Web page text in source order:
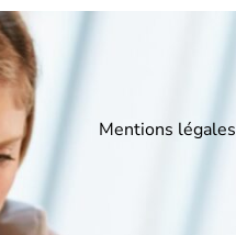
Mentions légales